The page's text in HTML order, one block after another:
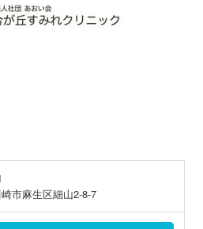
市麻生区細山2-8-7